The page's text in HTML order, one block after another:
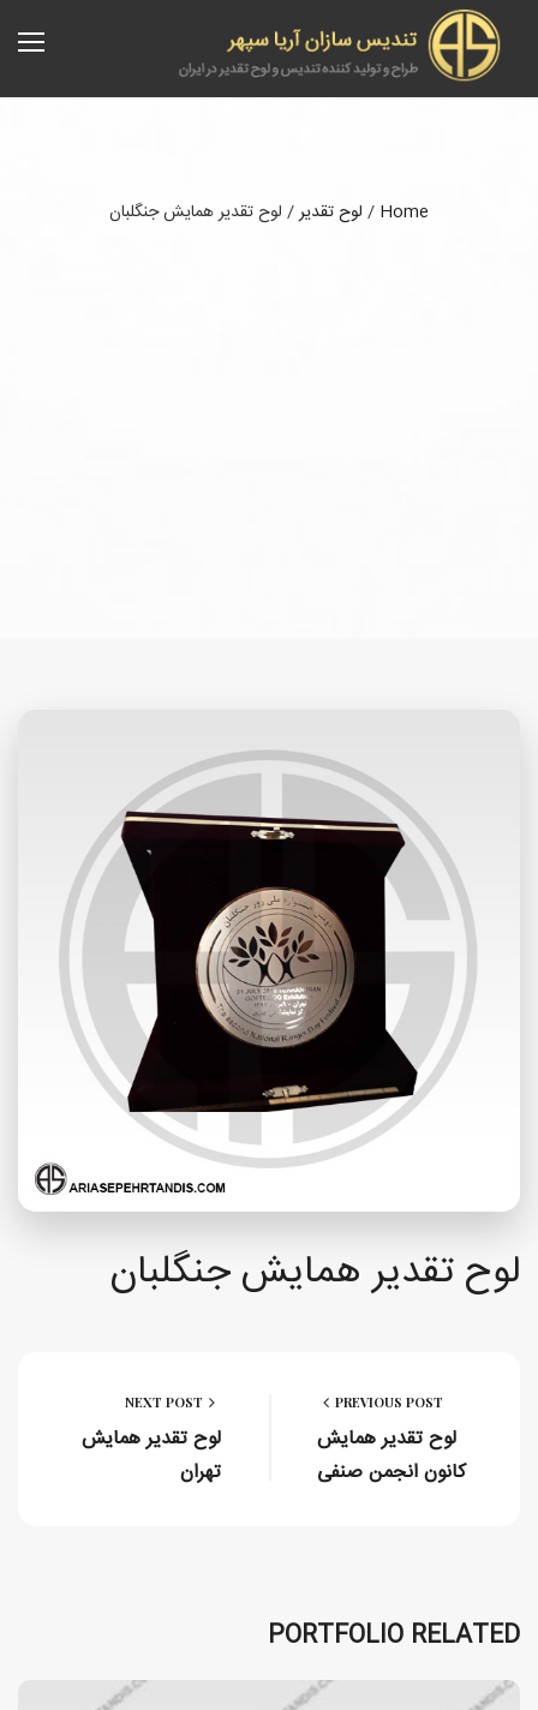
Home
/ لوح تقدیر/ لوح تقدیر همایش جنگلبان
لوح تقدیر همایش جنگلبان
PREVIOUS POST
لوح تقدیر همایش
کانون انجمن صنفی
NEXT POST
لوح تقدیر همایش
تهران
PORTFOLIO RELATED